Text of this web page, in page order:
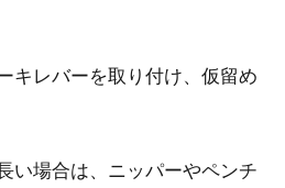
キレバーを取り付け、仮留め
い場合は、ニッパーやペンチ